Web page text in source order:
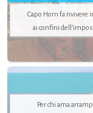
Capo Horn fa rivivere
ai confini
Per chi ama